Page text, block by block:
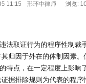
11:15 邢环中律师 浏览:
法取证行为的程序性制裁
归因于外在的体制因素
特点，在一定程度上影
据排除规则为代表的程